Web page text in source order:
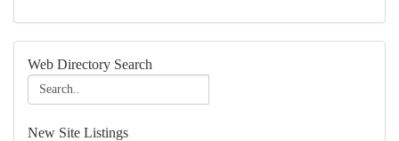
Web Directory Search
New Site Listings